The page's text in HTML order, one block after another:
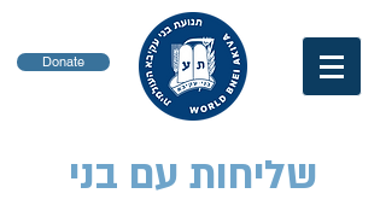
Donate
שליחות עם בני